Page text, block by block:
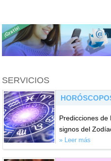
SERVICIOS
Predicciones de
signos del
» Leer más